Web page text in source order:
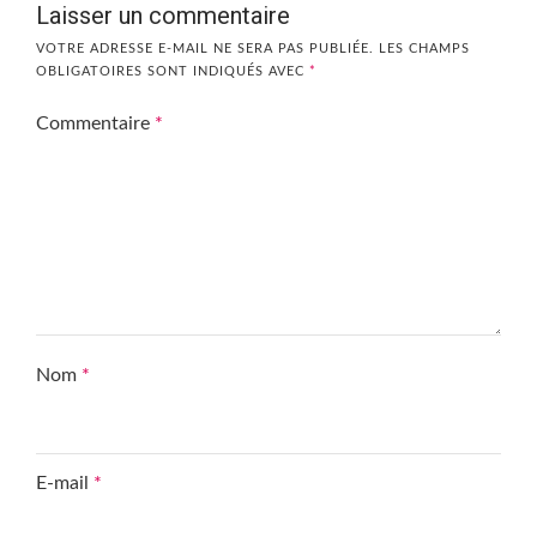
Laisser un commentaire
VOTRE ADRESSE E-MAIL NE SERA PAS PUBLIÉE.
LES CHAMPS
OBLIGATOIRES SONT INDIQUÉS AVEC *
Commentaire *
Nom *
E-mail *